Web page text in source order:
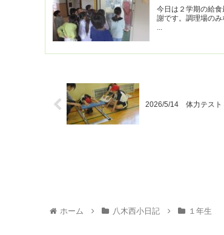
今日は２学期の給
謝です。調理場の
2026/5/14 体力テスト
ホーム 八木西小日記 １年生